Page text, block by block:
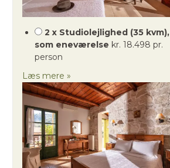
2 x Studiolejlighed (35 kvm),
som eneværelse kr. 18.498 pr.
person
Læs mere »